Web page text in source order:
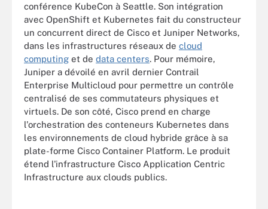
conférence KubeCon à Seattle. Son intégration
avec OpenShift et Kubernetes fait du constructeur
un concurrent direct de Cisco et Juniper Networks,
dans les infrastructures réseaux de cloud
computing et de data centers. Pour mémoire,
Juniper a dévoilé en avril dernier Contrail
Enterprise Multicloud pour permettre un contrôle
centralisé de ses commutateurs physiques et
virtuels. De son côté, Cisco prend en charge
l'orchestration des conteneurs Kubernetes dans
les environnements de cloud hybride grâce à sa
plate-forme Cisco Container Platform. Le produit
étend l'infrastructure Cisco Application Centric
Infrastructure aux clouds publics.